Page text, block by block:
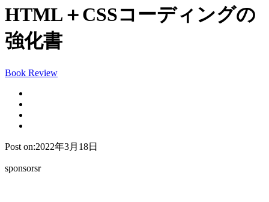
HTML＋CSSコーディングの
強化書
Book Review
Post on:2022年3月18日
sponsorsr